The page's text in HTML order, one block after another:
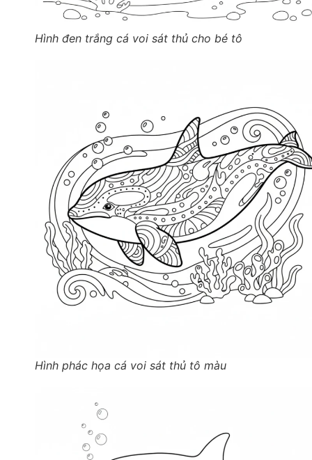
Hình đen trắng cá voi sát thủ cho bé tô
Hình phác họa cá voi sát thủ tô màu